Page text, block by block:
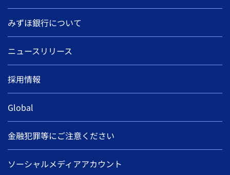
みずほ銀行について
ニュースリリース
採用情報
Global
金融犯罪等にご注意ください
ソーシャルメディアアカウント